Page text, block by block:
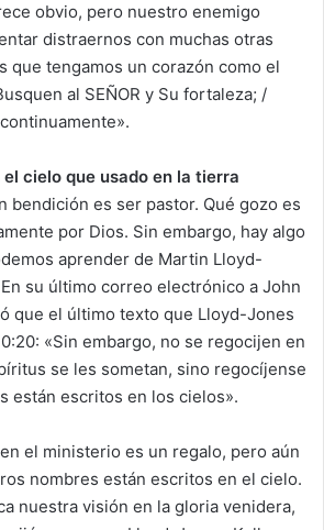
obvio, pero nuestro enemigo
distraernos con muchas otras
que tengamos un corazón como el
al SEÑOR y Su fortaleza; /
cielo que usado en la tierra
bendición es ser pastor. Qué gozo es
por Dios. Sin embargo, hay algo
aprender de Martin Lloyd-
su último correo electrónico a John
que el último texto que Lloyd-Jones
«Sin embargo, no se regocijen en
se les sometan, sino regocíjense
están escritos en los cielos».
el ministerio es un regalo, pero aún
nombres están escritos en el cielo.
nuestra visión en la gloria venidera,